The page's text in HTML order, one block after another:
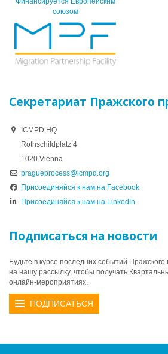
союзом
Секретариат Пражского
ICMPD HQ
Rothschildplatz 4
1020 Vienna
pragueprocess@icmpd.org
Присоединяйся к нам на Facebook
Присоединяйся к нам на LinkedIn
Подписаться на новости
Будьте в курсе последних событий
на нашу рассылку, чтобы получать
онлайн-мероприятиях.
ПОДПИСАТЬСЯ